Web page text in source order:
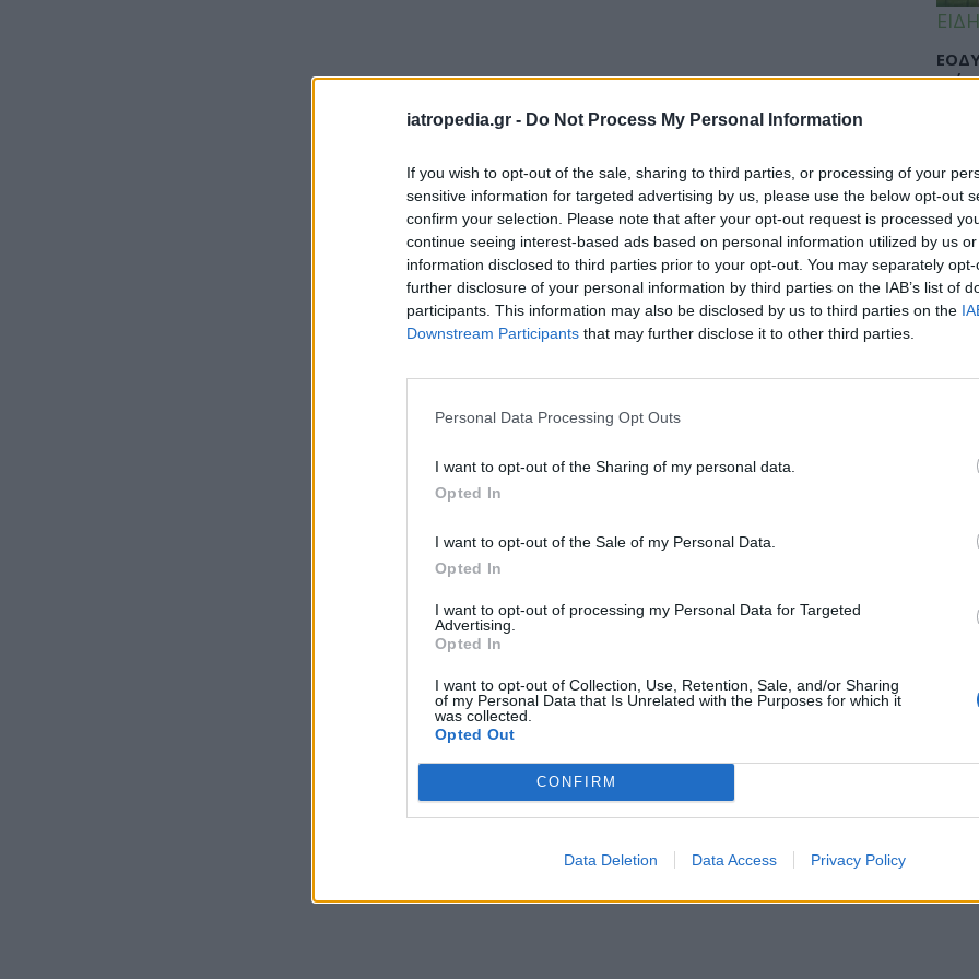
iatropedia.gr - Do Not Process My Personal Information
If you wish to opt-out of the sale, sharing to third parties, or processing of your
sensitive information for targeted advertising by us, please use the below opt-out
confirm your selection. Please note that after your opt-out request is processed
continue seeing interest-based ads based on personal information utilized by us
information disclosed to third parties prior to your opt-out. You may separately
further disclosure of your personal information by third parties on the IAB’s list of
participants. This information may also be disclosed by us to third parties on the
Downstream Participants that may further disclose it to other third parties.
Personal Data Processing Opt Outs
I want to opt-out of the Sharing of my personal data.
Opted In
I want to opt-out of the Sale of my Personal Data.
Opted In
I want to opt-out of processing my Personal Data for Targeted
Advertising.
Opted In
I want to opt-out of Collection, Use, Retention, Sale, and/or Sharing
of my Personal Data that Is Unrelated with the Purposes for which it
was collected.
Opted Out
CONFIRM
Data Deletion Data Access Privacy Policy
5